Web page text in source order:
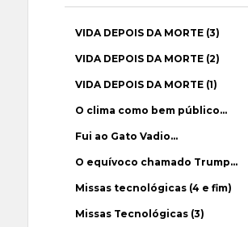
VIDA DEPOIS DA MORTE (3)
VIDA DEPOIS DA MORTE (2)
VIDA DEPOIS DA MORTE (1)
O clima como bem público…
Fui ao Gato Vadio…
O equívoco chamado Trump…
Missas tecnológicas (4 e fim)
Missas Tecnológicas (3)